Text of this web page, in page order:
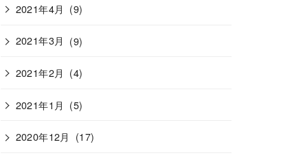
2021年4月 (9)
2021年3月 (9)
2021年2月 (4)
2021年1月 (5)
2020年12月 (17)